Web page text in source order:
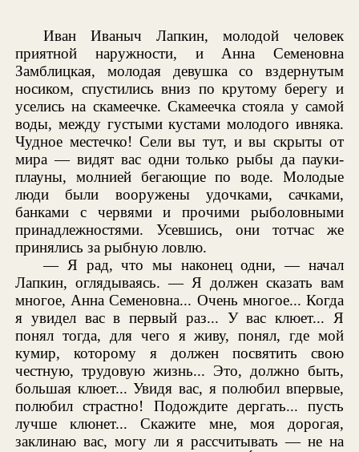
Иван Иваныч Лапкин, молодой человек
приятной наружности, и Анна Семеновна
Замблицкая, молодая девушка со вздернутым
носиком, спустились вниз по крутому берегу и
уселись на скамеечке. Скамеечка стояла у самой
воды, между густыми кустами молодого ивняка.
Чудное местечко! Сели вы тут, и вы скрыты от
мира — видят вас одни только рыбы да пауки-
плауны, молнией бегающие по воде. Молодые
люди были вооружены удочками, сачками,
банками с червями и прочими рыболовными
принадлежностями. Усевшись, они тотчас же
принялись за рыбную ловлю.
— Я рад, что мы наконец одни, — начал
Лапкин, оглядываясь. — Я должен сказать вам
многое, Анна Семеновна... Очень многое... Когда
я увидел вас в первый раз... У вас клюет... Я
понял тогда, для чего я живу, понял, где мой
кумир, которому я должен посвятить свою
честную, трудовую жизнь... Это, должно быть,
большая клюет... Увидя вас, я полюбил впервые,
полюбил страстно! Подождите дергать... пусть
лучше клюнет... Скажите мне, моя дорогая,
заклинаю вас, могу ли я рассчитывать — не на